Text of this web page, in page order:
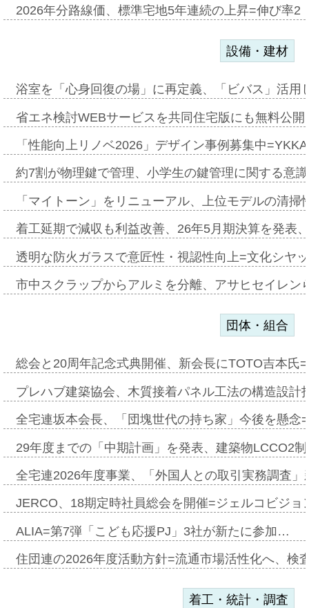
2026年分路線価、標準宅地5年連続の上昇=伸び率
設備・建材
浴室を「心身回復の場」に再定義、「ビバス」活
省エネ検討WEBサービスを共同住宅版にも無料公
「性能向上リノベ2026」デザイン事例募集中
約7割が物理鍵で管理、小学生の鍵管理に関する意
「マイトーン」をリニューアル、上位モデルの清
着工延期で減収も利益改善、26年5月期決算を発表
透明な防火ガラスで意匠性・視認性向上=文化シヤ
市中スクラップからアルミを分離、アサヒセイレ
団体・組合
総会と20周年記念式典開催、新会長にTOTO吉本氏
プレハブ建築協会、木質接着パネル工法の構造設
全宅連坂本会長、「団塊世代の持ち家」今後を懸
29年度までの「中期計画」を発表、建築物LCCO2
全宅連2026年度事業、「外国人との取引実務調査
JERCO、18期定時社員総会を開催=ジェルコビジ
ALIA=第7弾「こども応援PJ」3社が新たに参加…
住団連の2026年度活動方針=流通市場活性化へ、検
着工・統計・調査